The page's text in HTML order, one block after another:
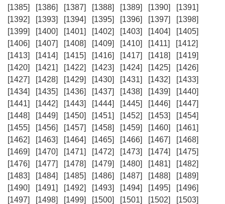
[1385]
[1386] [1387] [1388] [1389] [1390]
[1391]
[1392]
[1393] [1394] [1395] [1396] [1397]
[1398]
[1399]
[1400] [1401] [1402] [1403] [1404]
[1405]
[1406]
[1407] [1408] [1409] [1410] [1411]
[1412]
[1413]
[1414] [1415] [1416] [1417] [1418]
[1419]
[1420]
[1421] [1422] [1423] [1424] [1425]
[1426]
[1427]
[1428] [1429] [1430] [1431] [1432]
[1433]
[1434]
[1435] [1436] [1437] [1438] [1439]
[1440]
[1441]
[1442] [1443] [1444] [1445] [1446]
[1447]
[1448]
[1449] [1450] [1451] [1452] [1453]
[1454]
[1455]
[1456] [1457] [1458] [1459] [1460]
[1461]
[1462]
[1463] [1464] [1465] [1466] [1467]
[1468]
[1469]
[1470] [1471] [1472] [1473] [1474]
[1475]
[1476]
[1477] [1478] [1479] [1480] [1481]
[1482]
[1483]
[1484] [1485] [1486] [1487] [1488]
[1489]
[1490]
[1491] [1492] [1493] [1494] [1495]
[1496]
[1497]
[1498] [1499] [1500] [1501] [1502]
[1503]